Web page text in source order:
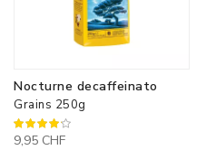
Nocturne decaffeinato
Grains 250g
80%
9,95 CHF